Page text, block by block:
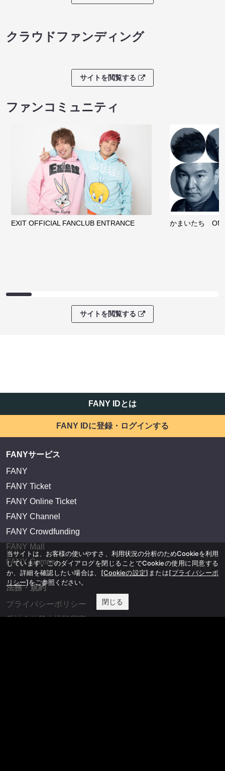
クラウドファンディング
サイトを閲覧する
ファンコミュニティ
EXIT OFFICIAL FANCLUB ENTRANCE かまいたち
サイトを閲覧する
FANY IDとは
FANY IDに登録・ログインする
FANYサービス
FANY
FANY Ticket
FANY Online Ticket
FANY Channel
FANY Crowdfunding
FANY Mall
FANY Commu
法務・規約
プライバシーポリシー
反社会的勢力排除宣言
当サイトは、お客様の使いやすさ、利用状況の分析のためCookieを利用
しています。このダイアログを閉じることでCookieの使用に同意する
か、詳細を確認したい場合は、 [Cookieの設定] または[プライバシーポ
リシー]をご参照ください。
閉じる